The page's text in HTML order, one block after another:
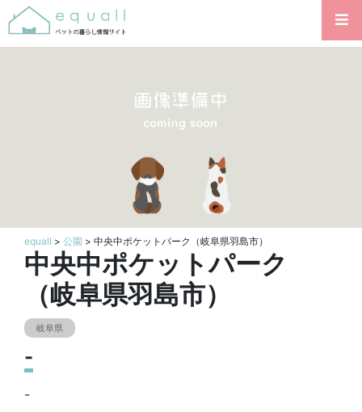
equall > 公園 > 中央中ポケットパーク（岐阜県羽島市）
中央中ポケットパーク
（岐阜県羽島市）
岐阜県
-
-